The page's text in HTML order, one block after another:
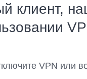
клиент,
VPN или